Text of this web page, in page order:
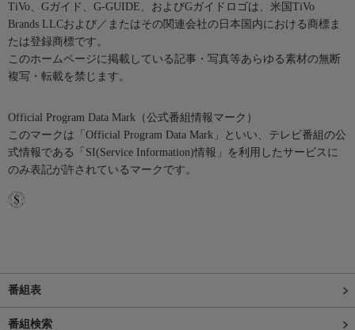
TiVo、Gガイド、G-GUIDE、およびGガイドロゴは、米国TiVo
Brands LLCおよび／またはその関連会社の日本国内における商標ま
たは登録商標です。
このホームページに掲載している記事・写真等あらゆる素材の無断
複写・転載を禁じます。
Official Program Data Mark（公式番組情報マーク）
このマークは「Official Program Data Mark」といい、テレビ番組の公
式情報である「SI(Service Information)情報」を利用したサービスに
のみ表記が許されているマークです。
番組表
番組検索